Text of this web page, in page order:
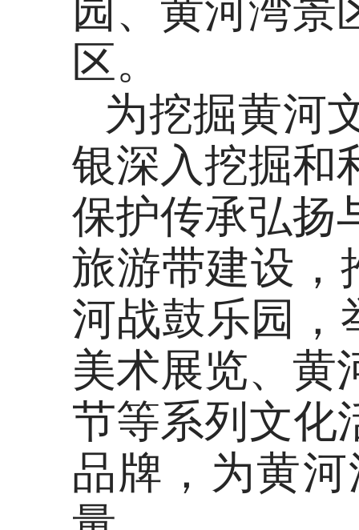
区。
为挖掘黄河
银深入挖掘和
保护传承弘扬
旅游带建设，
河战鼓乐园
美术展览、黄
节等系列文化
品牌，为黄